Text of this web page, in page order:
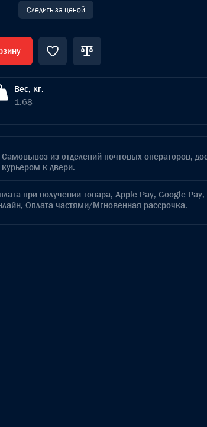
Следить за ценой
Вес, кг.
1.68
Самовывоз из отделений почтовых операторов,
курьером к двери.
при получении товара, Apple Pay, Google
Оплата частями/Мгновенная рассрочка.